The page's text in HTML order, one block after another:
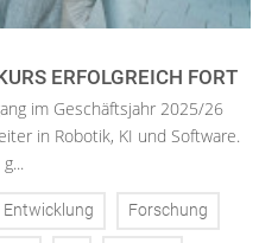
ERFOLGREICH FORT
im Geschäftsjahr 2025/26
in Robotik, KI und Software.
Entwicklung Forschung